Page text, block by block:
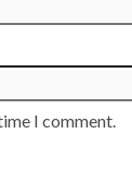
I comment.